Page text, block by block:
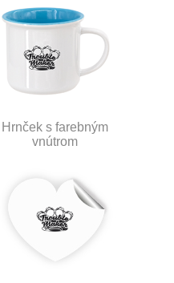
Hrnček s farebným
vnútrom